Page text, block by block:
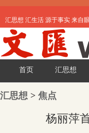
汇思想 汇生活 源于事实 来自
首页 汇思想
汇思想 > 焦点
杨丽萍